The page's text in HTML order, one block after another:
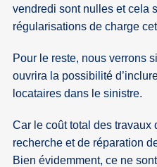
vendredi sont nulles et cela
régularisations de charge
Pour le reste, nous verrons
ouvrira la possibilité
locataires dans le sinistre.
Car le coût total des travaux
recherche et de réparation
Bien évidemment, ce ne